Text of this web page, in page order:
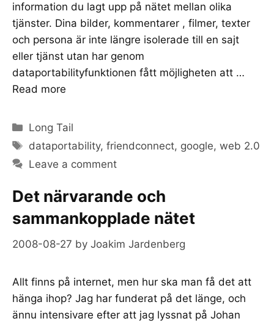
information du lagt upp på nätet mellan olika
tjänster. Dina bilder, kommentarer , filmer, texter
och persona är inte längre isolerade till en sajt
eller tjänst utan har genom
dataportabilityfunktionen fått möjligheten att …
Read more
Categories
Long Tail
Tags
dataportability,friendconnect, google,web 2.0
Leave a comment
Det närvarande och
sammankopplade nätet
2008-08-27 by Joakim Jardenberg
Allt finns på internet, men hur ska man få det att
hänga ihop? Jag har funderat på det länge, och
ännu intensivare efter att jag lyssnat på Johan